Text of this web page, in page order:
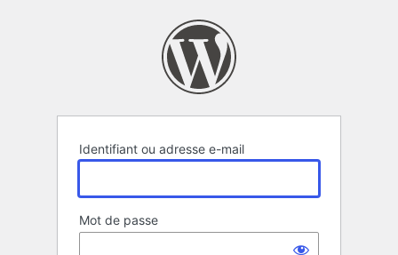
Identifiant ou adresse e-mail
Mot de passe